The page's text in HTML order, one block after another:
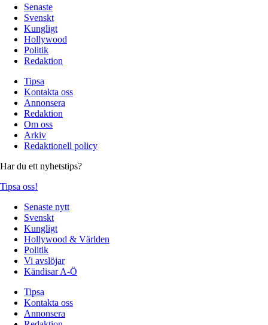
Senaste
Svenskt
Kungligt
Hollywood
Politik
Redaktion
Tipsa
Kontakta oss
Annonsera
Redaktion
Om oss
Arkiv
Redaktionell policy
Har du ett nyhetstips?
Tipsa oss!
Senaste nytt
Svenskt
Kungligt
Hollywood & Världen
Politik
Vi avslöjar
Kändisar A-Ö
Tipsa
Kontakta oss
Annonsera